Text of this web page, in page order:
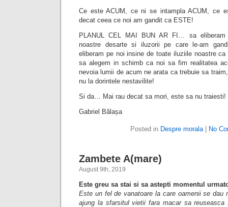
Ce este ACUM, ce ni se intampla ACUM, ce
decat ceea ce noi am gandit ca ESTE!
PLANUL CEL MAI BUN AR FI… sa eliberam
noastre desarte si iluzorii pe care le-am
eliberam pe noi insine de toate iluziile noastre
sa alegem in schimb ca noi sa fim realitatea
nevoia lumii de acum ne arata ca trebuie sa
nu la dorintele nestavilite!
Si da… Mai rau decat sa mori, este sa nu traiesti!
Gabriel Bălașa
Posted in Despre morala| No
Zambete A(mare)
August 9th, 2019
Este greu sa stai si sa astepti momentul
Este un fel de vanatoare la care oamenii se dau
ajung la sfarsitul vietii fara macar sa